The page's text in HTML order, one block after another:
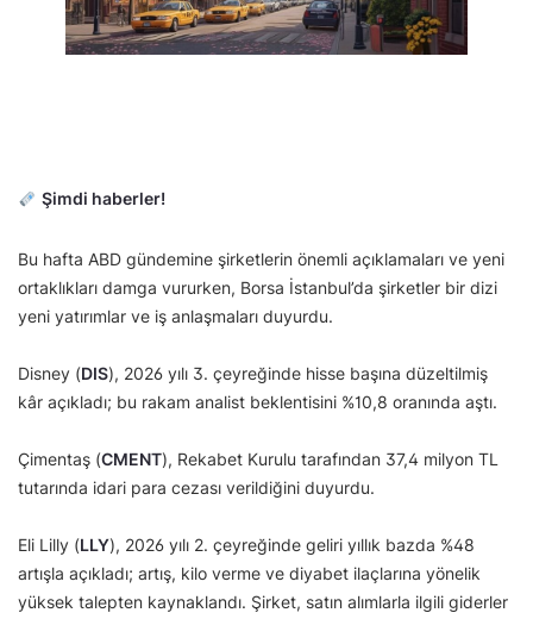
Şimdi haberler!
Bu hafta ABD gündemine şirketlerin önemli açıklamaları ve yeni
ortaklıkları damga vururken, Borsa İstanbul’da şirketler bir dizi
yeni yatırımlar ve iş anlaşmaları duyurdu.
Disney (DIS), 2026 yılı 3. çeyreğinde hisse başına düzeltilmiş
kâr açıkladı; bu rakam analist beklentisini %10,8 oranında aştı.
Çimentaş (CMENT), Rekabet Kurulu tarafından 37,4 milyon TL
tutarında idari para cezası verildiğini duyurdu.
Eli Lilly (LLY), 2026 yılı 2. çeyreğinde geliri yıllık bazda %48
artışla açıkladı; artış, kilo verme ve diyabet ilaçlarına yönelik
yüksek talepten kaynaklandı. Şirket, satın alımlarla ilgili giderler